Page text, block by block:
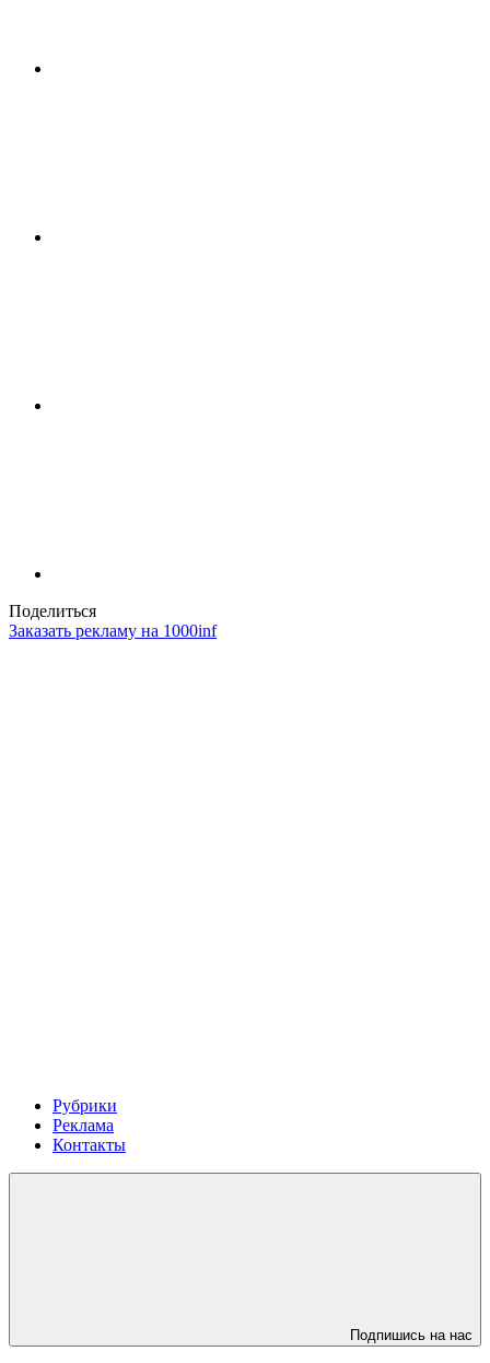
Поделиться
Заказать рекламу на 1000inf
Рубрики
Реклама
Контакты
Подпишись на нас